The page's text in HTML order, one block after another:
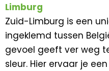
Limburg
Zuid-Limburg is een
ingeklemd tussen
gevoel geeft ver weg
sleur. Hier ervaar je